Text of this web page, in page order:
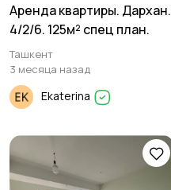
Аренда квартиры. Дархан.
4/2/6. 125м² спец план.
Ташкент
3 месяца назад
Ekaterina